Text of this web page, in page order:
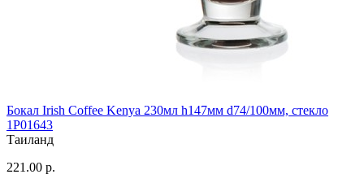
Бокал Irish Coffee Kenya 230мл h147мм d74/100мм, стекло
1P01643
Таиланд
221.00 р.